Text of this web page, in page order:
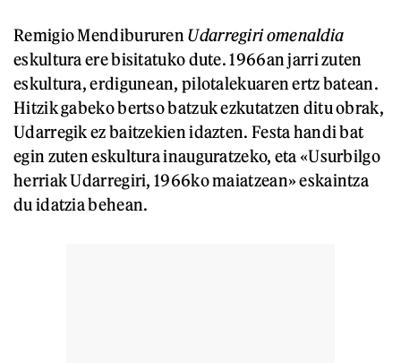
Remigio Mendibururen Udarregiri omenaldia
eskultura ere bisitatuko dute. 1966an jarri zuten
eskultura, erdigunean, pilotalekuaren ertz batean.
Hitzik gabeko bertso batzuk ezkutatzen ditu obrak,
Udarregik ez baitzekien idazten. Festa handi bat
egin zuten eskultura inauguratzeko, eta «Usurbilgo
herriak Udarregiri, 1966ko maiatzean» eskaintza
du idatzia behean.